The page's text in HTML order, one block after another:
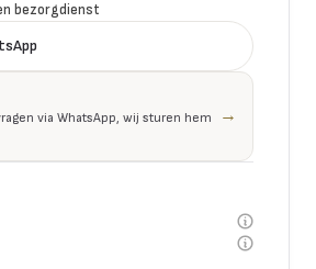
bezorgdienst
via WhatsApp, wij sturen hem
→